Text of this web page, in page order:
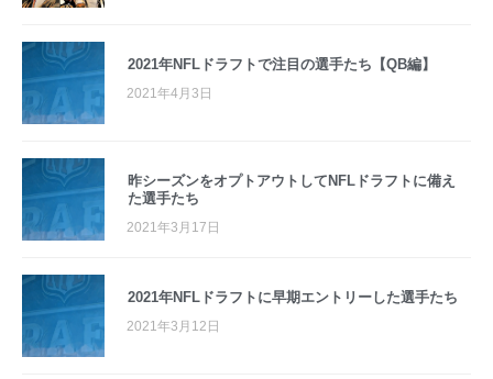
2021年NFLドラフトで注目の選手たち【QB編】
2021年4月3日
昨シーズンをオプトアウトしてNFLドラフトに備え
た選手たち
2021年3月17日
2021年NFLドラフトに早期エントリーした選手たち
2021年3月12日